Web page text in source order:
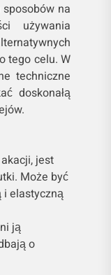
na
używania
tego celu. W
techniczne
doskonałą
jest
Może być
i elastyczną
ją
o